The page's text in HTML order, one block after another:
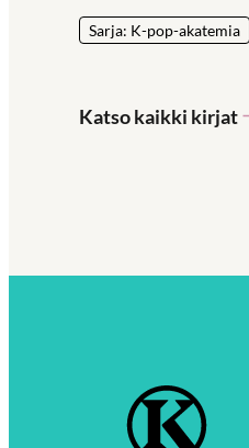
Sarja: K-pop-akatemia
Katso kaikki kirjat